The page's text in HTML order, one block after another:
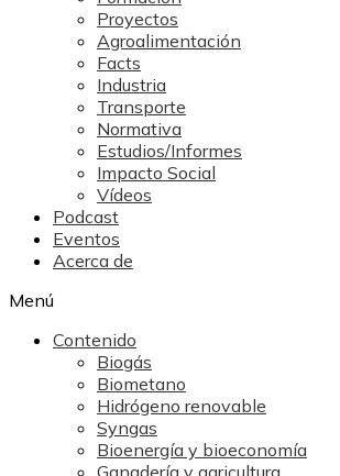
Proyectos
Agroalimentación
Facts
Industria
Transporte
Normativa
Estudios/Informes
Impacto Social
Vídeos
Podcast
Eventos
Acerca de
Menú
Contenido
Biogás
Biometano
Hidrógeno renovable
Syngas
Bioenergía y bioeconomía
Ganadería y agricultura